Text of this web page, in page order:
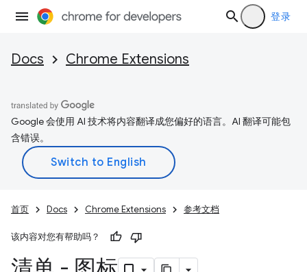
登录
Docs Chrome Extensions
Google 会使用 AI 技术将内容翻译成您偏好的语言。AI 翻译可能包
含错误。
首页 Docs Chrome Extensions 参考文档
该内容对您有帮助吗？